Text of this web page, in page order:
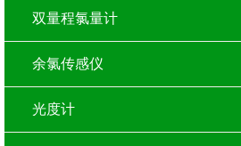
双量程氯量计
余氯传感仪
光度计